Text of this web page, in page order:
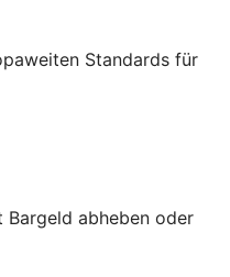
Standards für
abheben oder